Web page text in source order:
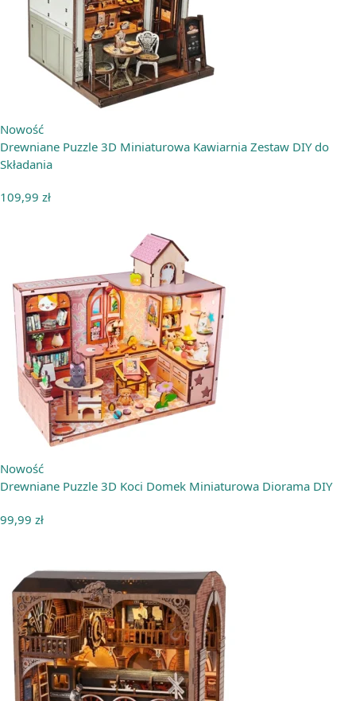
Nowość
Drewniane Puzzle 3D Miniaturowa Kawiarnia Zestaw DIY do
Składania
109,99 zł
Nowość
Drewniane Puzzle 3D Koci Domek Miniaturowa Diorama DIY
99,99 zł